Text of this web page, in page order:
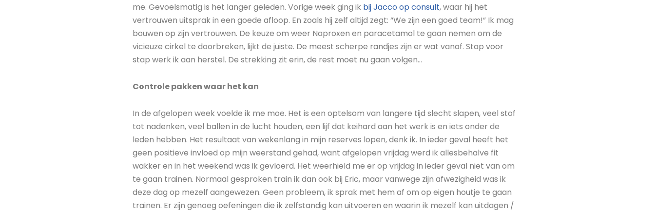
me. Gevoelsmatig is het langer geleden. Vorige week ging ik bij Jacco op consult, waar hij het
vertrouwen uitsprak in een goede afloop. En zoals hij zelf altijd zegt: “We zijn een goed team!” Ik mag
bouwen op zijn vertrouwen. De keuze om weer Naproxen en paracetamol te gaan nemen om de
vicieuze cirkel te doorbreken, lijkt de juiste. De meest scherpe randjes zijn er wat vanaf. Stap voor
stap werk ik aan herstel. De strekking zit erin, de rest moet nu gaan volgen…
Controle pakken waar het kan
In de afgelopen week voelde ik me moe. Het is een optelsom van langere tijd slecht slapen, veel stof
tot nadenken, veel ballen in de lucht houden, een lijf dat keihard aan het werk is en iets onder de
leden hebben. Het resultaat van wekenlang in mijn reserves lopen, denk ik. In ieder geval heeft het
geen positieve invloed op mijn weerstand gehad, want afgelopen vrijdag werd ik allesbehalve fit
wakker en in het weekend was ik gevloerd. Het weerhield me er op vrijdag in ieder geval niet van om
te gaan trainen. Normaal gesproken train ik dan ook bij Eric, maar vanwege zijn afwezigheid was ik
deze dag op mezelf aangewezen. Geen probleem, ik sprak met hem af om op eigen houtje te gaan
trainen. Er zijn genoeg oefeningen die ik zelfstandig kan uitvoeren en waarin ik mezelf kan uitdagen /